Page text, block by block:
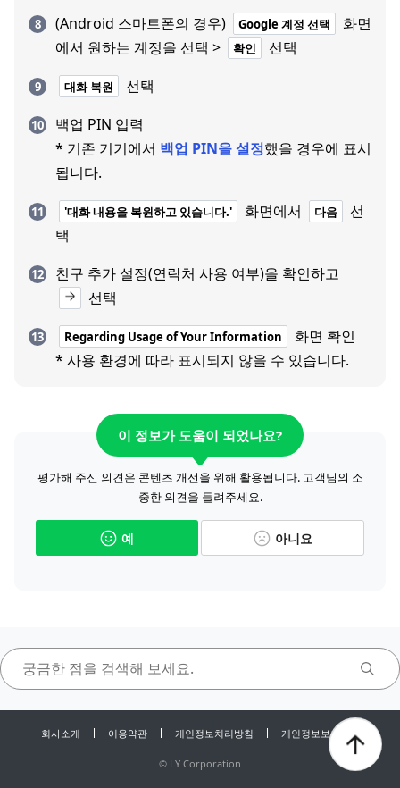
(Android 스마트폰의 경우)
Google 계정 선택
화면
에서 원하는 계정을 선택 >
확인 선택
대화 복원
선택
백업 PIN 입력
* 기존 기기에서 백업 PIN을 설정했을 경우에 표시
됩니다.
'대화 내용을 복원하고 있습니다.' 화면에서 다음
선
택
친구 추가 설정(연락처 사용 여부)을 확인하고
선택
Regarding Usage of Your Information
화면 확인
* 사용 환경에 따라 표시되지 않을 수 있습니다.
이 정보가 도움이 되었나요?
평가해 주신 의견은 콘텐츠 개선을 위해 활용됩니다. 고객님의 소
중한 의견을 들려주세요.
예 아니요
회사소개 이용약관 개인정보처리방침 개인정보보호센터
© LY Corporation